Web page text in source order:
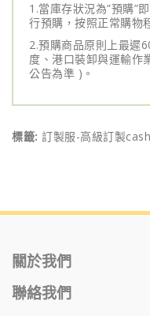
1.當庫存狀況為”預購”
行預購，按照正常購物
2.預購商品原則上最遲
度、港口裝卸與運輸作
公告為準 )。
標籤: 訂製服-高級訂製
關於我們
聯絡我們